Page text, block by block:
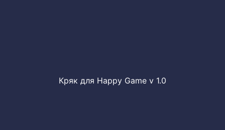
Кряк для Happy Game v 1.0